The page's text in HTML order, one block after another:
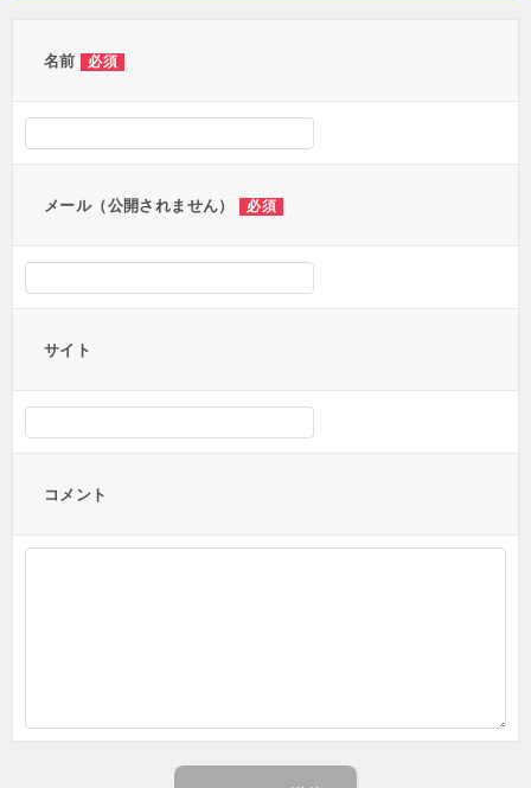
名前 必須
メール（公開されません） 必須
サイト
コメント